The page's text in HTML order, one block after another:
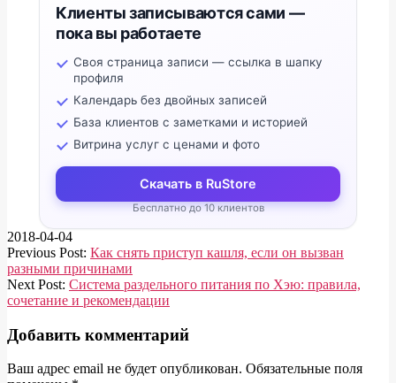
Клиенты записываются сами —
пока вы работаете
Своя страница записи — ссылка в шапку
профиля
Календарь без двойных записей
База клиентов с заметками и историей
Витрина услуг с ценами и фото
Скачать в RuStore
Бесплатно до 10 клиентов
2018-04-04
Previous Post: Как снять приступ кашля, если он вызван
разными причинами
Next Post: Система раздельного питания по Хэю: правила,
сочетание и рекомендации
Добавить комментарий
Ваш адрес email не будет опубликован. Обязательные поля